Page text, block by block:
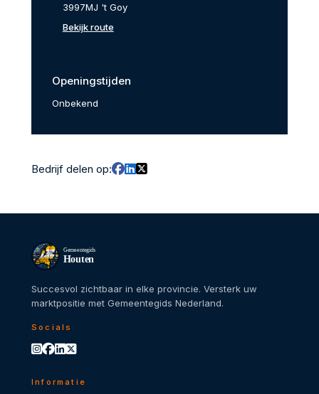
3997MJ 't Goy
Bekijk route
Openingstijden
Onbekend
Bedrijf delen op:
Gemeentegids
Houten
Succesvol zichtbaar in elke provincie. Versterk uw
marktpositie met Gemeentegids Nederland.
Socials
Informatie